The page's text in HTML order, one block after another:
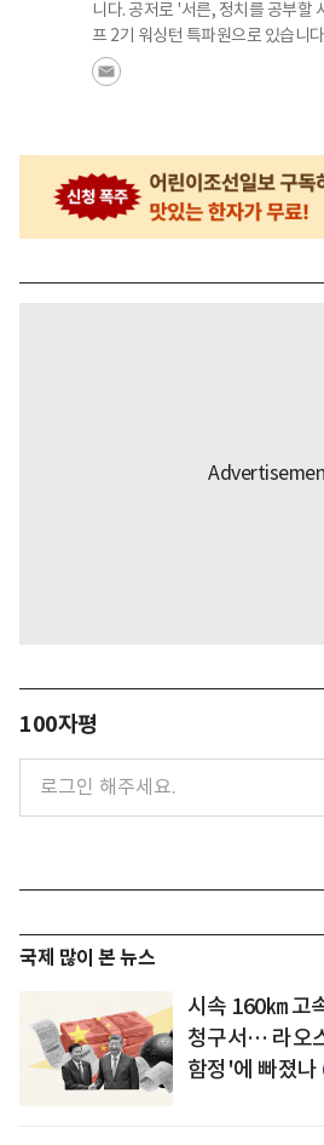
니다. 공저로 '서른, 정치를 공부할
프 2기 워싱턴 특파원으로 있습니
100자평
국제 많이 본 뉴스
시속 160㎞ 고
청구서… 라오
함정'에 빠졌나